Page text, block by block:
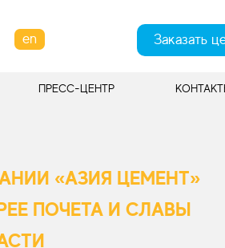
en Заказать
ПРЕСС-ЦЕНТР
«АЗИЯ ЦЕМЕНТ»
ПОЧЕТА И СЛАВЫ